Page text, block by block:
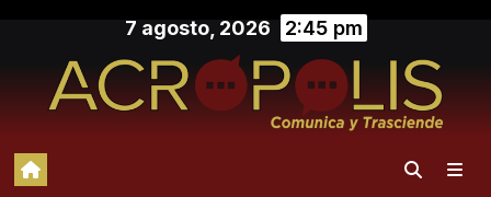
contenido
7 agosto, 2026 2:45 pm